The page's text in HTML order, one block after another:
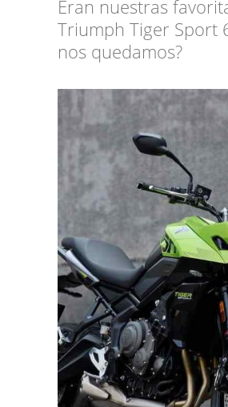
Eran nuestras
Triumph Tiger Sport
nos quedamos?